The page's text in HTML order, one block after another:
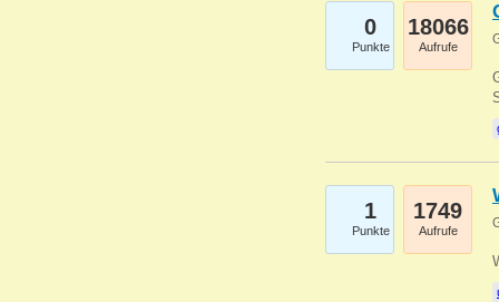
0
Punkte
18066
Aufrufe
1
Punkte
1749
Aufrufe